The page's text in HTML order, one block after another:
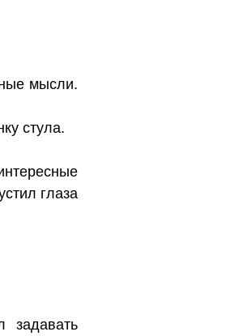
мысли.
стула.
глаза
задавать